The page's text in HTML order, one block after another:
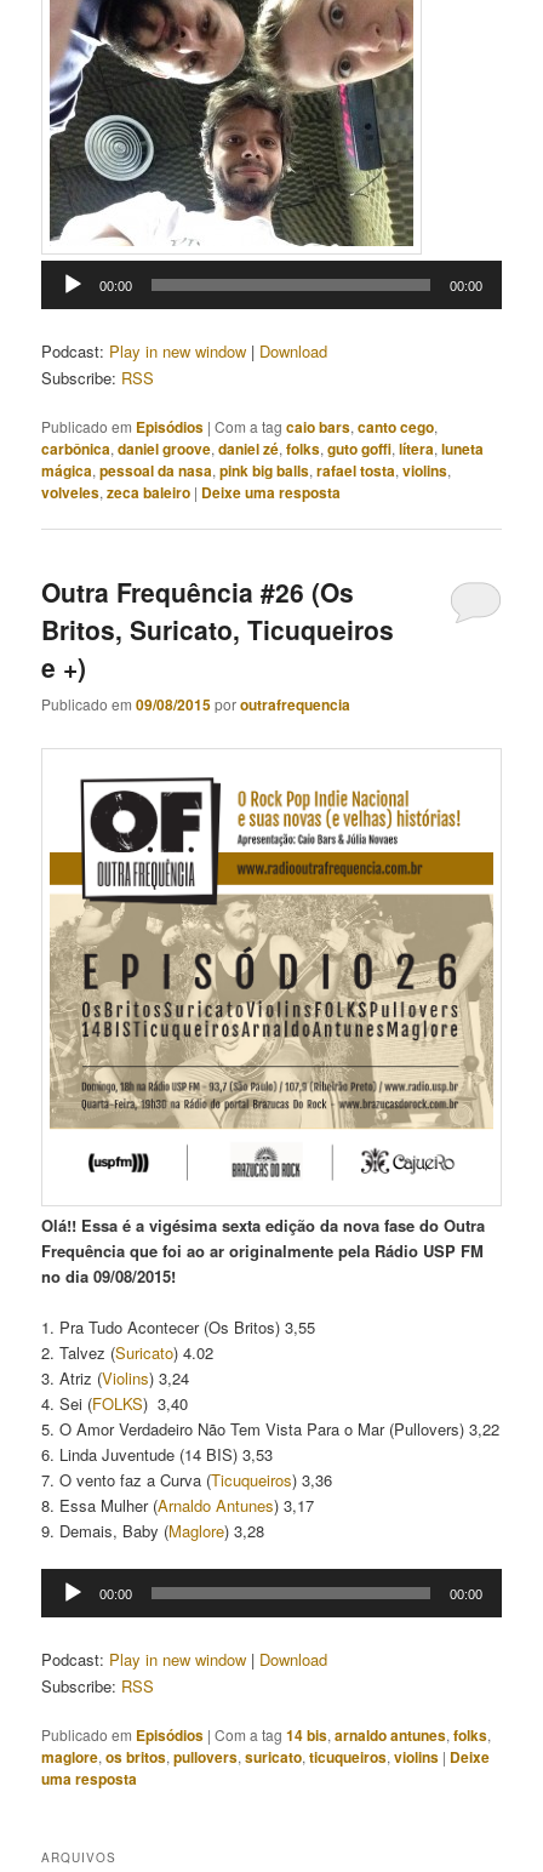
Tocador
00:00 00:00
Podcast: Play in new window | Download
Subscribe: RSS
Publicado em Episódios |Com a tagcaio bars,canto cego,
carbônica,daniel groove,daniel zé,folks,guto goffi,lítera,luneta
mágica,pessoal da nasa,pink big balls,rafael tosta,violins,
volveles,zeca baleiro | Deixe uma resposta
Outra Frequência #26 (Os
Britos, Suricato, Ticuqueiros
e +)
Publicado em09/08/2015poroutrafrequencia
Olá!! Essa é a vigésima sexta edição da nova fase do Outra
Frequência que foi ao ar originalmente pela Rádio USP FM
no dia 09/08/2015!
1. Pra Tudo Acontecer (Os Britos) 3,55
2. Talvez (Suricato) 4.02
3. Atriz (Violins) 3,24
4. Sei (FOLKS) 3,40
5. O Amor Verdadeiro Não Tem Vista Para o Mar (Pullovers) 3,22
6. Linda Juventude (14 BIS) 3,53
7. O vento faz a Curva (Ticuqueiros) 3,36
8. Essa Mulher (Arnaldo Antunes) 3,17
9. Demais, Baby (Maglore) 3,28
Tocador
00:00 00:00
Podcast: Play in new window | Download
Subscribe: RSS
Publicado em Episódios |Com a tag14 bis,arnaldo antunes,folks,
maglore,os britos,pullovers,suricato,ticuqueiros,violins | Deixe
uma resposta
ARQUIVOS